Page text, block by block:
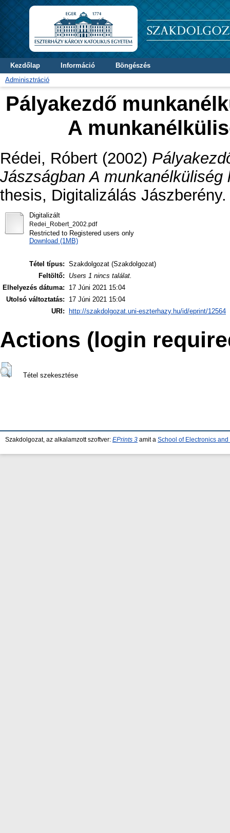
Kezdőlap Információ
Böngészés
Adminisztráció
Pályakezdő
A
Rédei, Róbert (2002)
Jászságban A munkanélküliség
thesis, Digitalizálás Jászberény.
Digitalizált
Redei_Robert_2002.pdf
Restricted to Registered users only
Download (1MB)
Tétel típus: Szakdolgozat (Szakdolgozat)
Feltöltő:
Users 1 nincs találat.
Elhelyezés dátuma:
17 Júni 2021 15:04
Utolsó változtatás:
17 Júni 2021 15:04
URI:
http://szakdolgozat.uni-eszterhazy.hu/id/eprint/12564
Actions (login
Tétel szekesztése
Szakdolgozat, az alkalamzott szoftver: EPrints 3 amit a School of Electronics